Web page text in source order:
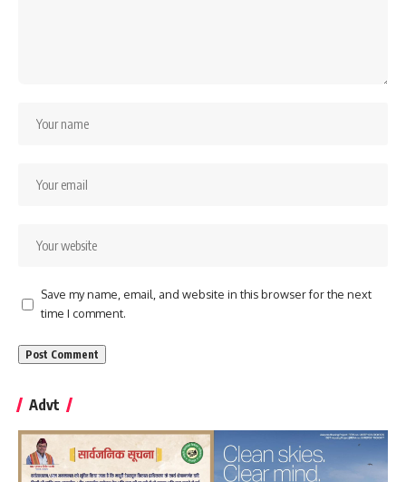
Save my name, email, and website in this browser for the next
time I comment.
Advt